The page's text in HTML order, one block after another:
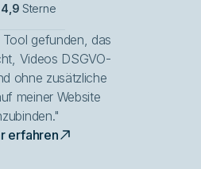
4,9 Sterne
Tool gefunden, das
Videos DSGVO-
ohne zusätzliche
meiner Website
erfahren